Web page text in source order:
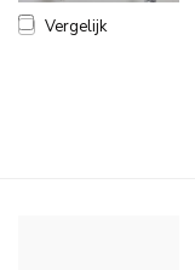
Vergelijk